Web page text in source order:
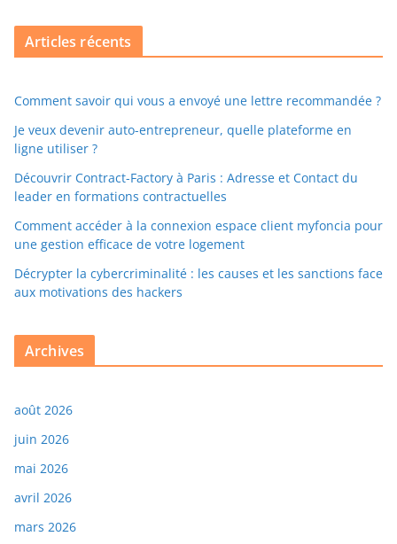
Articles récents
Comment savoir qui vous a envoyé une lettre recommandée ?
Je veux devenir auto-entrepreneur, quelle plateforme en
ligne utiliser ?
Découvrir Contract-Factory à Paris : Adresse et Contact du
leader en formations contractuelles
Comment accéder à la connexion espace client myfoncia pour
une gestion efficace de votre logement
Décrypter la cybercriminalité : les causes et les sanctions face
aux motivations des hackers
Archives
août 2026
juin 2026
mai 2026
avril 2026
mars 2026